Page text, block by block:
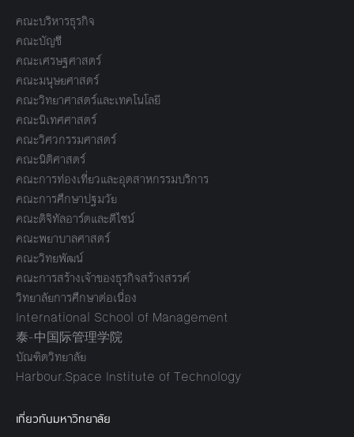
คณะบริหารธุรกิจ
คณะบัญชี
คณะเศรษฐศาสตร์
คณะมนุษยศาสตร์
คณะวิทยาศาสตร์และเทคโนโลยี
คณะนิเทศศาสตร์
คณะวิศวกรรมศาสตร์
คณะนิติศาสตร์
คณะการท่องเที่ยวและอุตสาหกรรมบริการ
คณะการศึกษาปฐมวัย
คณะดิจิทัลอาร์ตและดีไซน์
คณะพยาบาลศาสตร์
คณะวิทยพัฒน์
คณะการสร้างเจ้าของธุรกิจสร้างสรรค์
วิทยาลัยการศึกษาต่อเนื่อง
International School of Management
泰-中国际管理学院
บัณฑิตวิทยาลัย
Harbour.Space Institute of Technology
เกี่ยวกับมหาวิทยาลัย